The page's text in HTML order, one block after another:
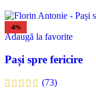
-8%
Adaugă la favorite
Pași spre fericire
(73)